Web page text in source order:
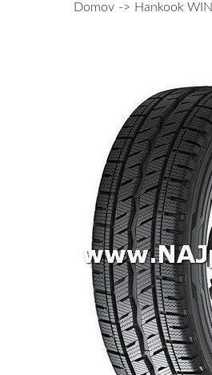
Domov Hankook